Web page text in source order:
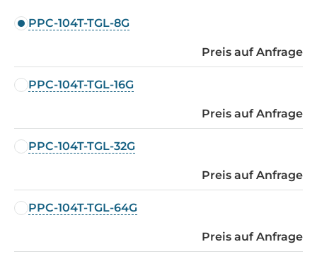
PPC-104T-TGL-8G
Preis auf Anfrage
PPC-104T-TGL-16G
Preis auf Anfrage
PPC-104T-TGL-32G
Preis auf Anfrage
PPC-104T-TGL-64G
Preis auf Anfrage